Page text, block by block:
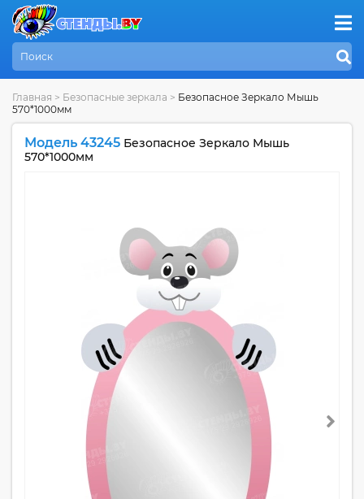
Главная > Безопасные зеркала > Безопасное Зеркало Мышь
570*1000мм
Модель 43245 Безопасное Зеркало Мышь
570*1000мм